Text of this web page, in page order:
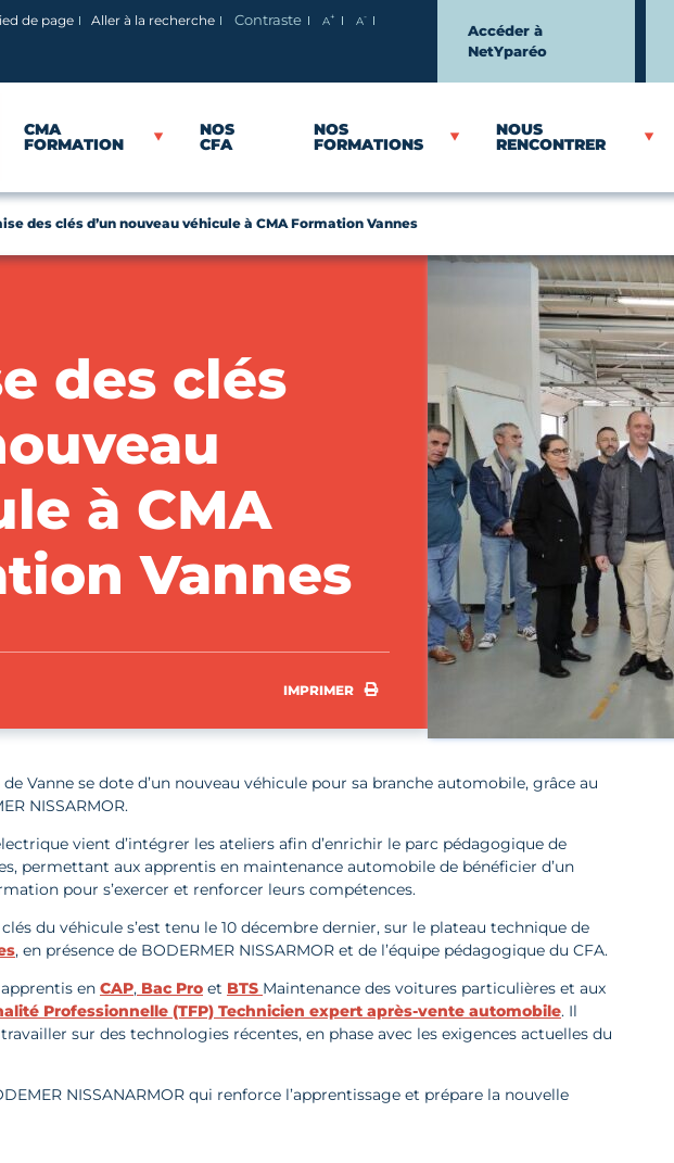
de page Aller à la recherche Contraste A+
Agrandir le texte
A-
Réduire le texte
Accéder à
NetYparéo
CMA
FORMATION
NOS
CFA
NOS
FORMATIONS
NOUS
RENCONTRER
des clés d’un nouveau véhicule à CMA Formation Vannes
des clés
à CMA
Vannes
IMPRIMER
Vanne se dote d’un nouveau véhicule pour sa branche automobile, grâce au
NISSARMOR.
vient d’intégrer les ateliers afin d’enrichir le parc pédagogique de
permettant aux apprentis en maintenance automobile de bénéficier d’un
pour s’exercer et renforcer leurs compétences.
du véhicule s’est tenu le 10 décembre dernier, sur le plateau technique de
, en présence de BODERMER NISSARMOR et de l’équipe pédagogique du CFA.
en CAP, Bac Pro et BTS Maintenance des voitures particulières et aux
Professionnelle (TFP) Technicien expert après-vente automobile. Il
sur des technologies récentes, en phase avec les exigences actuelles du
NISSANARMOR qui renforce l’apprentissage et prépare la nouvelle